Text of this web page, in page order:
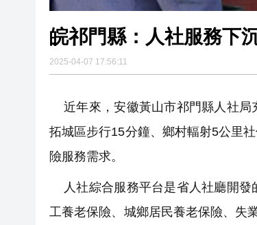
皖祁門縣：人社服務下
2025-04-07 17:56:11
近年來，安徽黃山市祁門縣人社局
拓城區步行15分鐘、鄉村輻射5公里
險服務需求。
人社綜合服務平台是省人社廳開發
工養老保險、城鄉居民養老保險、失